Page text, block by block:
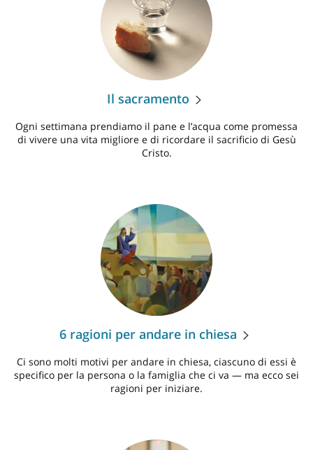
Il sacramento
Ogni settimana prendiamo il pane e l’acqua come promessa
di vivere una vita migliore e di ricordare il sacrificio di Gesù
Cristo.
6 ragioni per andare in chiesa
Ci sono molti motivi per andare in chiesa, ciascuno di essi è
specifico per la persona o la famiglia che ci va — ma ecco sei
ragioni per iniziare.